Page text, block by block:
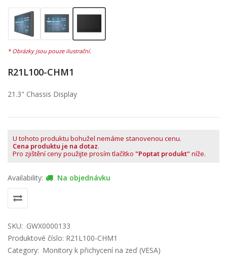
R21L100-CHM1
21.3" Chassis Display
U tohoto produktu bohužel nemáme stanovenou cenu.
Cena produktu je na dotaz.
Pro zjištění ceny použijte prosím tlačítko "Poptat produkt" níže.
Availability: Na objednávku
SKU: GWX0000133
Produktové číslo: R21L100-CHM1
Category: Monitory k přichycení na zeď (VESA)